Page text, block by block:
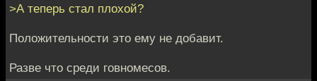
>А теперь стал плохой?
Положительности это ему не добавит.
Разве что среди говномесов.